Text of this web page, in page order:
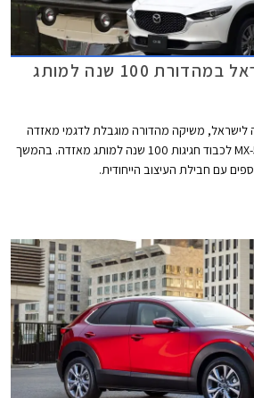
100 שנה למותג
לישראל, משיקה מהדורה מוגבלת לדגמי מאזדה
6, מאזדה CX-30, ומאזדה MX-5 לכבוד חגיגות 100 שנה למותג מאזדה. בהמשך
עם חבילת העיצוב הייחודית.